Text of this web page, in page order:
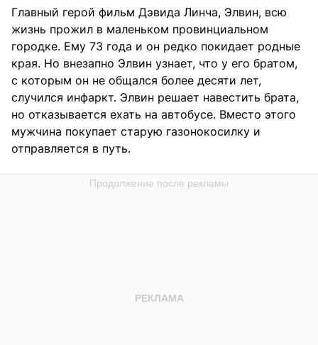
Главный герой фильм Дэвида Линча, Элвин, всю
жизнь прожил в маленьком провинциальном
городке. Ему 73 года и он редко покидает родные
края. Но внезапно Элвин узнает, что у его братом,
с которым он не общался более десяти лет,
случился инфаркт. Элвин решает навестить брата,
но отказывается ехать на автобусе. Вместо этого
мужчина покупает старую газонокосилку и
отправляется в путь.